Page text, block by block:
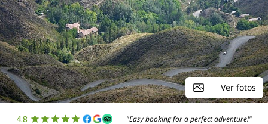
Ver fotos
4.8 "Easy booking for a perfect adventure!"